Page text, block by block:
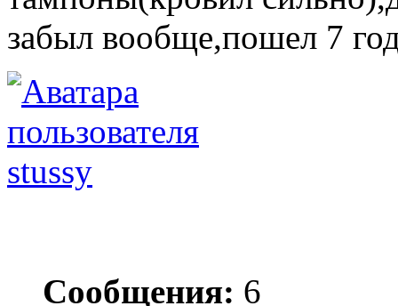
забыл вообще,пошел 7
stussy
Сообщения: 6